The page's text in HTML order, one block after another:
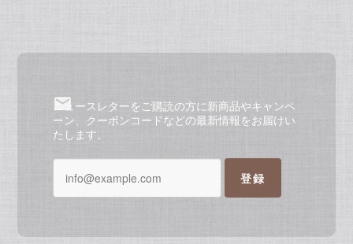
ニュースレターをご購読の方に新商品やキャンペ
ーン、クーポンコードなどの最新情報をお届けい
たします。
登録